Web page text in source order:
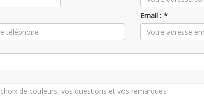
Email : *